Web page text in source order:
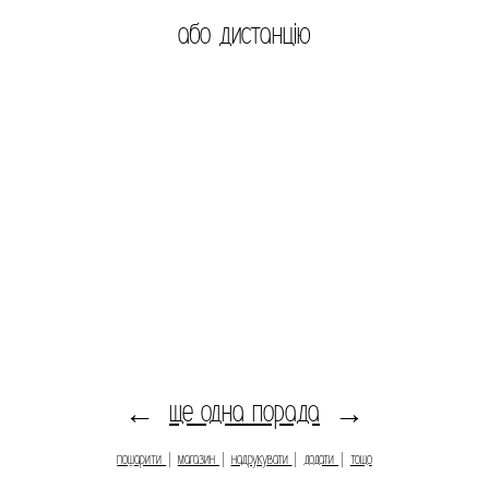
або дистанцію
← ще одна порада →
пошарити магазин надрукувати додати тощо